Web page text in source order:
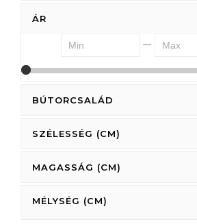
ÁR
—
BÚTORCSALÁD
SZÉLESSÉG (CM)
MAGASSÁG (CM)
MÉLYSÉG (CM)